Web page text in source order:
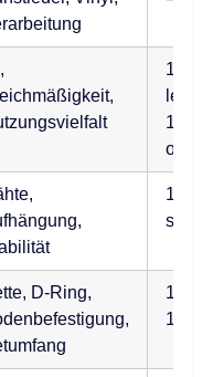
1 =
10
1 =
D-Ring,
1 =
10